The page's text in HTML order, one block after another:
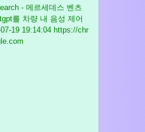
- 메르세데스 벤츠
를 차량 내 음성 제어
19 19:14:04 https://chr